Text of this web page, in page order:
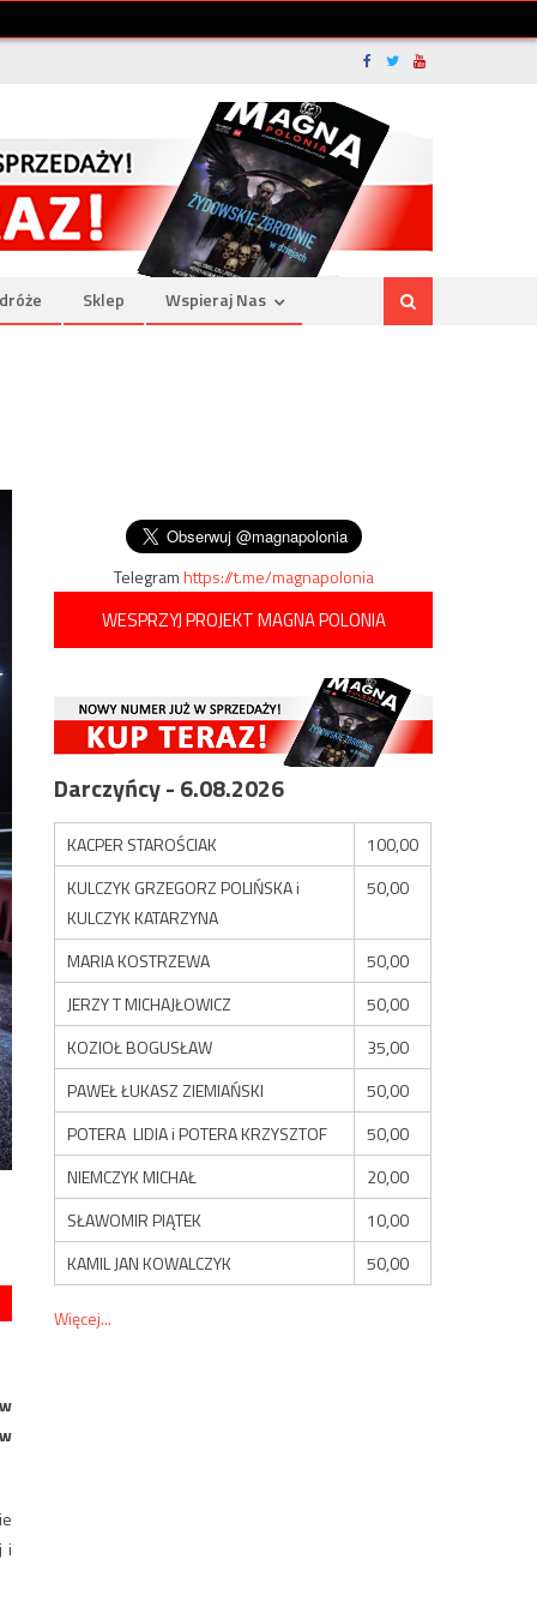
Sklep Wspieraj Nas
i
Telegramhttps://t.me/magnapolonia
WESPRZYJ PROJEKT MAGNA POLONIA
Darczyńcy - 6.08.2026
KACPER STAROŚCIAK
100,00
KULCZYK GRZEGORZ POLIŃSKA i
KULCZYK KATARZYNA
50,00
MARIA KOSTRZEWA
50,00
JERZY T MICHAJŁOWICZ
50,00
KOZIOŁ BOGUSŁAW
35,00
PAWEŁ ŁUKASZ ZIEMIAŃSKI
50,00
POTERA LIDIA i POTERA KRZYSZTOF
50,00
NIEMCZYK MICHAŁ
20,00
SŁAWOMIR PIĄTEK
10,00
KAMIL JAN KOWALCZYK
50,00
Więcej...